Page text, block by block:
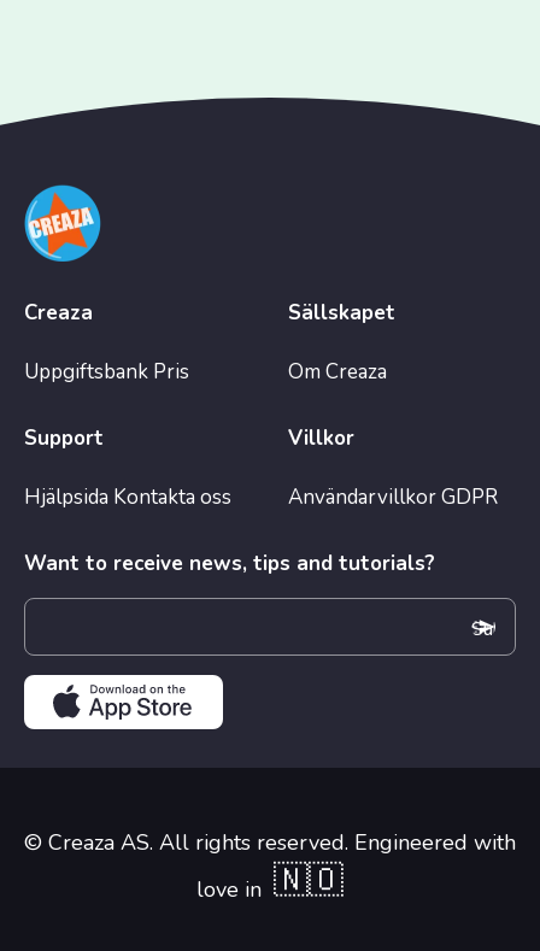
Creaza
Uppgiftsbank Pris
Sällskapet
Om Creaza
Support
Hjälpsida Kontakta oss
Villkor
AnvändarvillkorGDPR
Want to receive news, tips and tutorials?
© Creaza AS. All rights reserved. Engineered with
love in 🇳🇴